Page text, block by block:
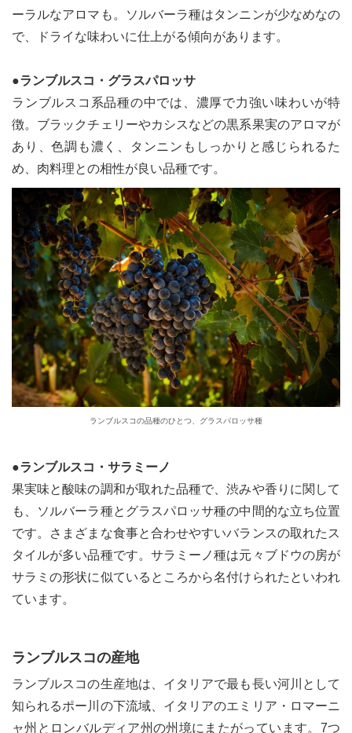
ノミスタイル] 公式twitterペ
エノミスタイル] 公式facebookペ
style[イエノミスタイル] 公式
ーラルなアロマも。ソルバーラ種はタンニンが少なめなの
で、ドライな味わいに仕上がる傾向があります。
●ランブルスコ・グラスパロッサ
ランブルスコ系品種の中では、濃厚で力強い味わいが特
徴。ブラックチェリーやカシスなどの黒系果実のアロマが
あり、色調も濃く、タンニンもしっかりと感じられるた
め、肉料理との相性が良い品種です。
ランブルスコの品種のひとつ、グラスパロッサ種
●ランブルスコ・サラミーノ
果実味と酸味の調和が取れた品種で、渋みや香りに関して
も、ソルバーラ種とグラスパロッサ種の中間的な立ち位置
です。さまざまな食事と合わせやすいバランスの取れたス
タイルが多い品種です。サラミーノ種は元々ブドウの房が
サラミの形状に似ているところから名付けられたといわれ
ています。
ランブルスコの産地
ランブルスコの生産地は、イタリアで最も長い河川として
知られるポー川の下流域、イタリアのエミリア・ロマーニ
ャ州とロンバルディア州の州境にまたがっています。7つ